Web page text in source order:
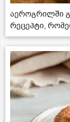
აეროგრილში
რეცეპტი,